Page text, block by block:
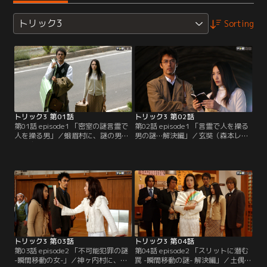
トリック3 Sorting
トリック3 第01話
第01話 episode1 「密室の謎言霊で
人を操る男」／蛾眉村に、謎の男・
芝川玄奘（森本レオ）が現われる。
言葉にしたことを必ず現実にするこ
とができるのだ！彼が何かを口にす
ると、意志とは関係なく皆その通り
になる。人だけでなく、自然界さえ
も…。
トリック3 第02話
第02話 episode1 「言霊で人を操る
男の謎…解決編」／玄奘（森本レ
を振り切り逃げだす。しかしこのま
までは、井上兄弟たちが危ない…。
翌朝、2人は玄奘との対決のため再
び村へと向かう。だが上田とはぐれ
る奈緒子。
トリック3 第03話
第03話 episode2 「不可能犯罪の謎
-瞬間移動の女-」／神ヶ内村に、ス
トリック3 第04話
第04話 episode2 「スリットに潜む
罠 -瞬間移動の謎- 解決編」／土偶が